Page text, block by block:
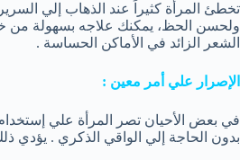
تخطئ المرأة كثيراً عند الذهاب إلي
ولحسن الحظ، يمكنك علاجه بسهولة من
الشعر الزائد في الأماكن الحساسة .
الإصرار علي أمر معين :
في بعض الأحيان تصر المرأة علي
بدون الحاجة إلي الواقي الذكري . يؤدي